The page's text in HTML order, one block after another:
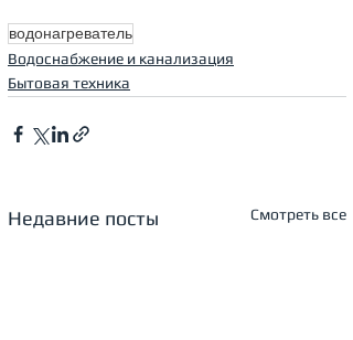
водонагреватель
Водоснабжение и канализация
Бытовая техника
Недавние посты Смотреть все